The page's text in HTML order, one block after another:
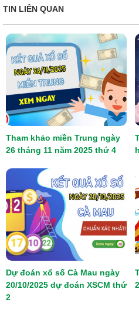
TIN LIÊN QUAN
Tham khảo miền Trung ngày
26 tháng 11 năm 2025 thứ 4
Dự đoán xổ số Cà Mau ngày
20/10/2025 dự đoán XSCM thứ
2